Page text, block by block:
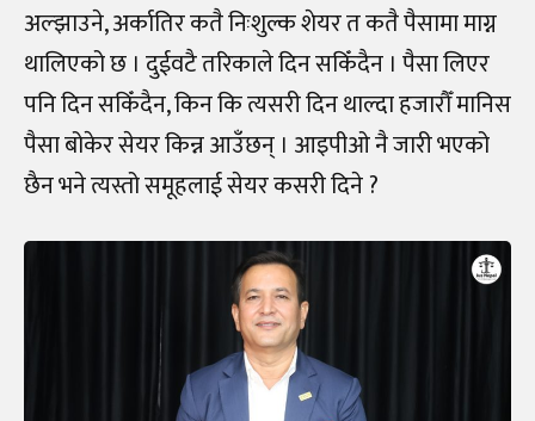
अल्झाउने, अर्कातिर कतै निःशुल्क शेयर त कतै पैसामा माग्न
थालिएको छ । दुईवटै तरिकाले दिन सकिँदैन । पैसा लिएर
पनि दिन सकिँदैन, किन कि त्यसरी दिन थाल्दा हजारौँ मानिस
पैसा बोकेर सेयर किन्न आउँछन् । आइपीओ नै जारी भएको
छैन भने त्यस्तो समूहलाई सेयर कसरी दिने ?